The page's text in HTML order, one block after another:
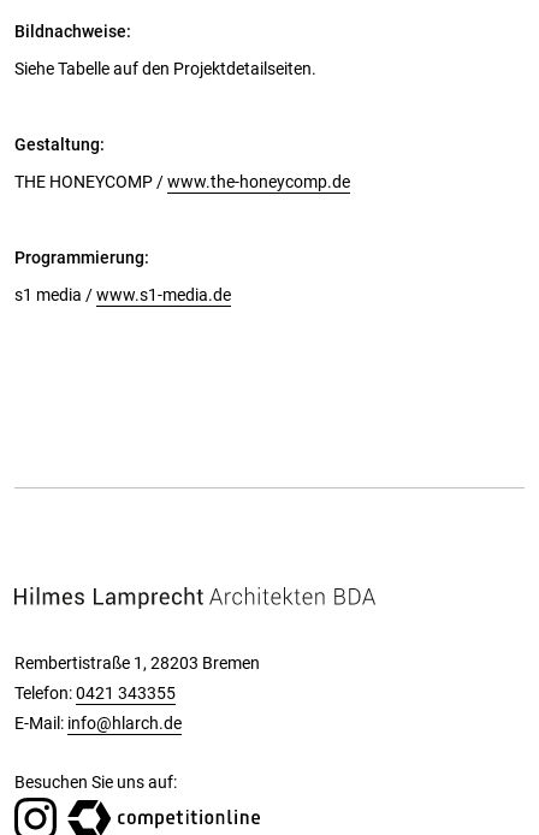
Bildnachweise:
Siehe Tabelle auf den Projektdetailseiten.
Gestaltung:
THE HONEYCOMP /www.the-honeycomp.de
Programmierung:
s1 media /www.s1-media.de
Rembertistraße 1, 28203 Bremen
Telefon:0421 343355
E-Mail: info@hlarch.de
Besuchen Sie uns auf: